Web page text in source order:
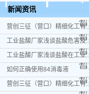
新闻资讯
营创三征（营口）精细化工有
工业盐酸厂家浅谈盐酸危害及
工业盐酸厂家浅谈盐酸在工业
如何正确使用84消毒液
营创三征（营口）精细化工有